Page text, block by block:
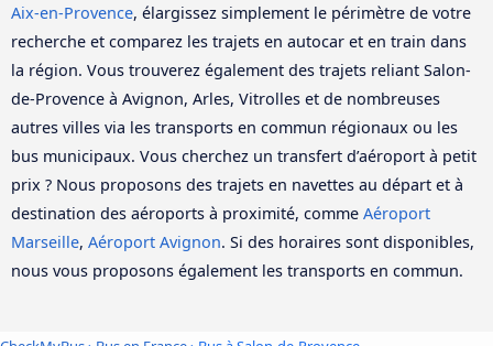
Aix-en-Provence, élargissez simplement le périmètre de votre
recherche et comparez les trajets en autocar et en train dans
la région. Vous trouverez également des trajets reliant Salon-
de-Provence à Avignon, Arles, Vitrolles et de nombreuses
autres villes via les transports en commun régionaux ou les
bus municipaux. Vous cherchez un transfert d’aéroport à petit
prix ? Nous proposons des trajets en navettes au départ et à
destination des aéroports à proximité, comme Aéroport
Marseille, Aéroport Avignon. Si des horaires sont disponibles,
nous vous proposons également les transports en commun.